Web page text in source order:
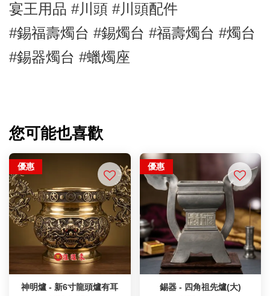
宴王用品 #川頭 #川頭配件
#錫福壽燭台 #錫燭台 #福壽燭台 #燭台
#錫器燭台 #蠟燭座
您可能也喜歡
優惠
神明爐 - 新6寸龍頭爐有耳
優惠
錫器 - 四角祖先爐(大)